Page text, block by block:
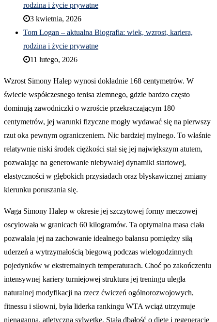
rodzina i życie prywatne
3 kwietnia, 2026
Tom Logan – aktualna Biografia: wiek, wzrost, kariera,
rodzina i życie prywatne
11 lutego, 2026
Wzrost Simony Halep wynosi dokładnie 168 centymetrów. W
świecie współczesnego tenisa ziemnego, gdzie bardzo często
dominują zawodniczki o wzroście przekraczającym 180
centymetrów, jej warunki fizyczne mogły wydawać się na pierwszy
rzut oka pewnym ograniczeniem. Nic bardziej mylnego. To właśnie
relatywnie niski środek ciężkości stał się jej największym atutem,
pozwalając na generowanie niebywałej dynamiki startowej,
elastyczności w głębokich przysiadach oraz błyskawicznej zmiany
kierunku poruszania się.
Waga Simony Halep w okresie jej szczytowej formy meczowej
oscylowała w granicach 60 kilogramów. Ta optymalna masa ciała
pozwalała jej na zachowanie idealnego balansu pomiędzy siłą
uderzeń a wytrzymałością biegową podczas wielogodzinnych
pojedynków w ekstremalnych temperaturach. Choć po zakończeniu
intensywnej kariery turniejowej struktura jej treningu uległa
naturalnej modyfikacji na rzecz ćwiczeń ogólnorozwojowych,
fitnessu i siłowni, była liderka rankingu WTA wciąż utrzymuje
nienaganną, atletyczną sylwetkę. Stała dbałość o dietę i regenerację